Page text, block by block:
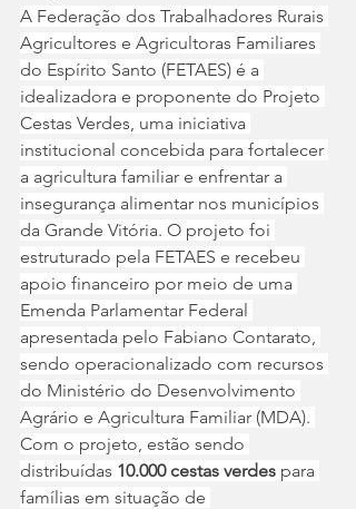
A Federação dos Trabalhadores Rurais
Agricultores e Agricultoras Familiares
do Espírito Santo (FETAES) é a
idealizadora e proponente do Projeto
Cestas Verdes, uma iniciativa
institucional concebida para fortalecer
a agricultura familiar e enfrentar a
insegurança alimentar nos municípios
da Grande Vitória. O projeto foi
estruturado pela FETAES e recebeu
apoio financeiro por meio de uma
Emenda Parlamentar Federal
apresentada pelo Fabiano Contarato,
sendo operacionalizado com recursos
do Ministério do Desenvolvimento
Agrário e Agricultura Familiar (MDA).
Com o projeto, estão sendo
distribuídas 10.000 cestas verdes para
famílias em situação de